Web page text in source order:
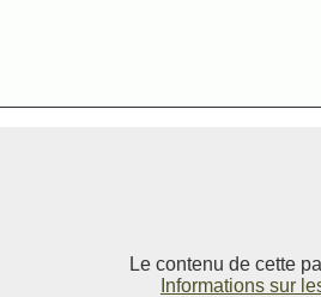
Le contenu de cette
Informations sur